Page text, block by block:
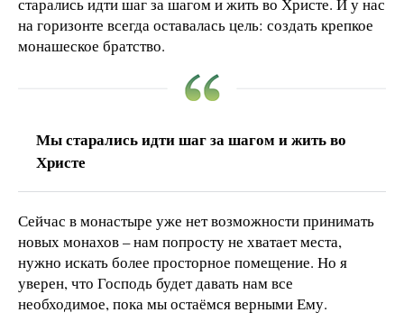
старались идти шаг за шагом и жить во Христе. И у нас
на горизонте всегда оставалась цель: создать крепкое
монашеское братство.
Мы старались идти шаг за шагом и жить во
Христе
Сейчас в монастыре уже нет возможности принимать
новых монахов – нам попросту не хватает места,
нужно искать более просторное помещение. Но я
уверен, что Господь будет давать нам все
необходимое, пока мы остаёмся верными Ему.